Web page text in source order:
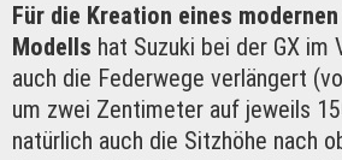
Für die Kreation eines
Modells hat Suzuki bei der GX im
auch die Federwege verlängert
um zwei Zentimeter auf jeweils
natürlich auch die Sitzhöhe nach